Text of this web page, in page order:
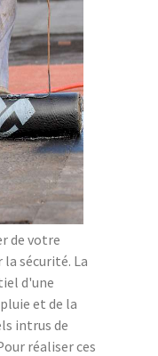
de votre
la sécurité. La
d'une
et de la
intrus de
réaliser ces